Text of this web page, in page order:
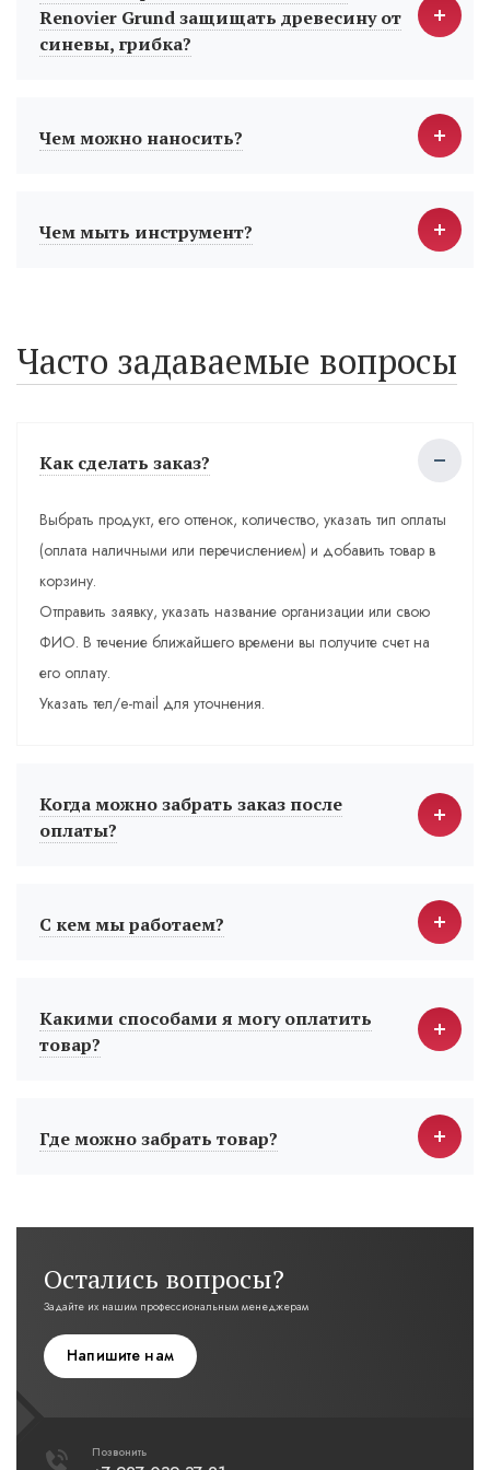
Renovier Grund защищать древесину от
синевы, грибка?
Чем можно наносить?
Чем мыть инструмент?
Часто задаваемые вопросы
Как сделать заказ?
Выбрать продукт, его оттенок, количество, указать тип оплаты
(оплата наличными или перечислением) и добавить товар в
корзину.
Отправить заявку, указать название организации или свою
ФИО. В течение ближайшего времени вы получите счет на
его оплату.
Указать тел/e-mail для уточнения.
Когда можно забрать заказ после
оплаты?
С кем мы работаем?
Какими способами я могу оплатить
товар?
Где можно забрать товар?
Остались вопросы?
Задайте их нашим профессиональным менеджерам
Напишите нам
Позвонить